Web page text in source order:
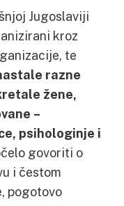
Jugoslaviji
kroz
te
razne
žene,
–
psihologinje i
govoriti o
i čestom
pogotovo